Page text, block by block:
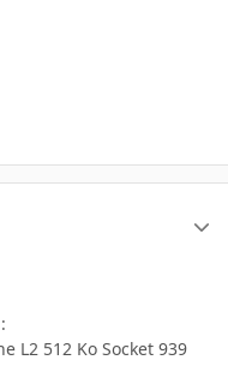
L2 512 Ko Socket 939